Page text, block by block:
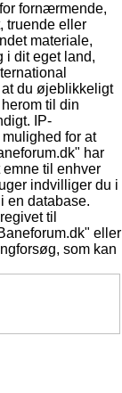
fornærmende,
truende eller
materiale,
i dit eget land,
at du øjeblikkeligt
til din
IP-
for at
har
til enhver
indvilliger du i
en database.
til
eller
som kan